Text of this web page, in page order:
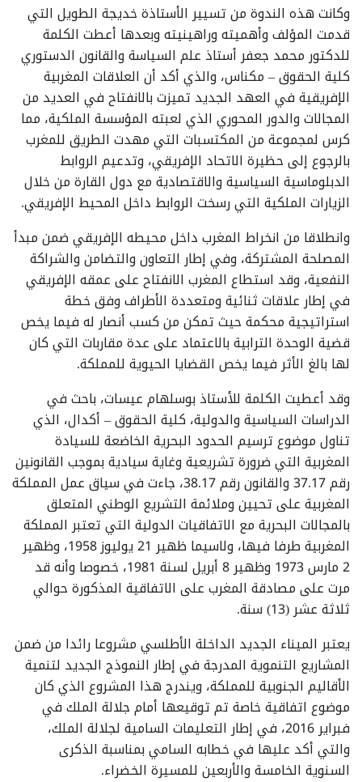
وكانت هذه الندوة من تسيير الأستاذة خديجة الطويل التي
قدمت المؤلف وأهميته وراهينيته وبعدها أعطت الكلمة
للدكتور محمد جعفر أستاذ علم السياسة والقانون الدستوري
كلية الحقوق – مكناس، والذي أكد أن العلاقات المغربية
الإفريقية في العهد الجديد تميزت بالانفتاح في العديد من
المجالات والدور المحوري الذي لعبته المؤسسة الملكية، مما
كرس لمجموعة من المكتسبات التي مهدت الطريق للمغرب
بالرجوع إلى حظيرة الاتحاد الإفريقي، وتدعيم الروابط
الدبلوماسية السياسية والاقتصادية مع دول القارة من خلال
الزيارات الملكية التي رسخت الروابط داخل المحيط الإفريقي.
وانطلاقا من انخراط المغرب داخل محيطه الإفريقي ضمن مبدأ
المصلحة المشتركة، وفي إطار التعاون والتضامن والشراكة
النفعية، وقد استطاع المغرب الانفتاح على عمقه الإفريقي
في إطار علاقات ثنائية ومتعددة الأطراف وفق خطة
استراتيجية محكمة حيث تمكن من كسب أنصار له فيما يخص
قضية الوحدة الترابية بالاعتماد على عدة مقاربات التي كان
لها بالغ الأثر فيما يخص القضايا الحيوية للمملكة.
وقد أعطيت الكلمة للأستاذ بوسلهام عيسات، باحث في
الدراسات السياسية والدولية، كلية الحقوق – أكدال، الذي
تناول موضوع ترسيم الحدود البحرية الخاضعة للسيادة
المغربية التي ضرورة تشريعية وغاية سيادية بموجب القانونين
رقم 37.17 والقانون رقم 38.17، جاءت في سياق عمل المملكة
المغربية على تحيين وملائمة التشريع الوطني المتعلق
بالمجالات البحرية مع الاتفاقيات الدولية التي تعتبر المملكة
المغربية طرفا فيها، ولاسيما ظهير 21 يوليوز 1958، وظهير
2 مارس 1973 وظهير 8 أبريل لسنة 1981، خصوصا وأنه قد
مرت على مصادقة المغرب على الاتفاقية المذكورة حوالي
ثلاثة عشر (13) سنة.
يعتبر الميناء الجديد الداخلة الأطلسي مشروعا رائدا من ضمن
المشاريع التنموية المدرجة في إطار النموذج الجديد لتنمية
الأقاليم الجنوبية للمملكة، ويندرج هذا المشروع الذي كان
موضوع اتفاقية خاصة تم توقيعها أمام جلالة الملك في
فبراير 2016، في إطار التعليمات السامية لجلالة الملك،
والتي أكد عليها في خطابه السامي بمناسبة الذكرى
السنوية الخامسة والأربعين للمسيرة الخضراء.